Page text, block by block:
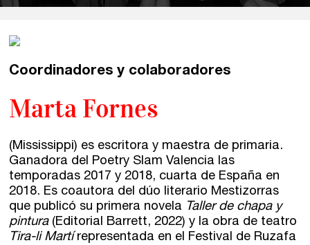
Valencia
Alicante
Murcia
Talleres por videoconferencia
Talleres online
Intensivos de verano ≻
Recreativa 26
El taller de escritura creativa
Coordinadores y colaboradores
Marta Fornes
(Mississippi) es escritora y maestra de primaria.
Ganadora del Poetry Slam Valencia las
temporadas 2017 y 2018, cuarta de España en
2018. Es coautora del dúo literario Mestizorras
que publicó su primera novela Taller de chapa y
pintura(Editorial Barrett, 2022) y la obra de teatro
Tira-li Martírepresentada en el Festival de Ruzafa